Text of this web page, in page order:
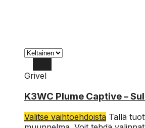
Grivel
K3WC Plume Captive –
Valitse vaihtoehdoista Tällä